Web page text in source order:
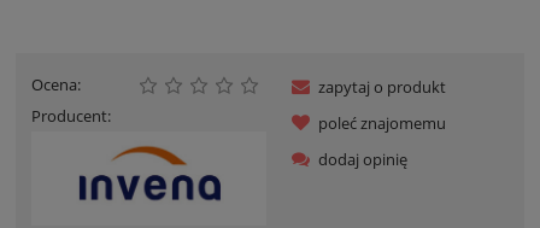
Ocena:
Producent:
zapytaj o produkt
poleć znajomemu
dodaj opinię